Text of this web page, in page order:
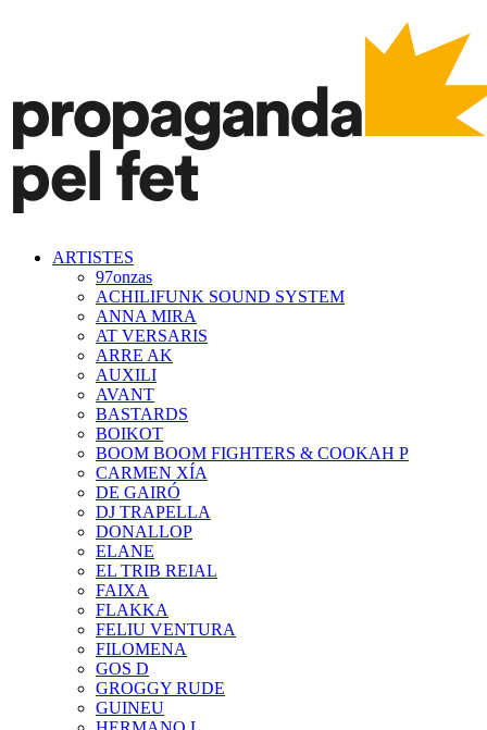
ARTISTES
97onzas
ACHILIFUNK SOUND SYSTEM
ANNA MIRA
AT VERSARIS
ARRE AK
AUXILI
AVANT
BASTARDS
BOIKOT
BOOM BOOM FIGHTERS & COOKAH P
CARMEN XÍA
DE GAIRÓ
DJ TRAPELLA
DONALLOP
ELANE
EL TRIB REIAL
FAIXA
FLAKKA
FELIU VENTURA
FILOMENA
GOS D
GROGGY RUDE
GUINEU